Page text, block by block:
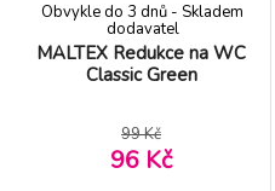
MALTEX Redukce na WC
Classic Green
Obvykle do 3 dnů - Skladem
dodavatel
99 Kč
96 Kč